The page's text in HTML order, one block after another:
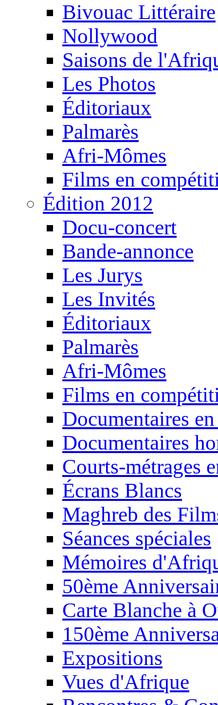
Bivouac Littéraire
Nollywood
Saisons de
Les Photos
Éditoriaux
Palmarès
Afri-Mômes
Films en
Édition 2012
Docu-concert
Bande-annonce
Les Jurys
Les Invités
Éditoriaux
Palmarès
Afri-Mômes
Films en
Documentaires
Documentaires
Courts-métrages
Écrans Blancs
Maghreb des
Séances spéciales
Mémoires
50ème
Carte Blanche à
150ème
Expositions
Vues d'Afrique